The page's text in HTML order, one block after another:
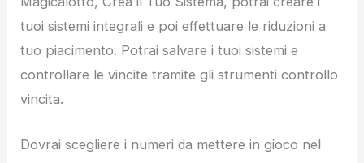
tuoi sistemi integrali e poi effettuare le riduzioni a
tuo piacimento. Potrai salvare i tuoi sistemi e
controllare le vincite tramite gli strumenti controllo
vincita.
Dovrai scegliere i numeri da mettere in gioco nel